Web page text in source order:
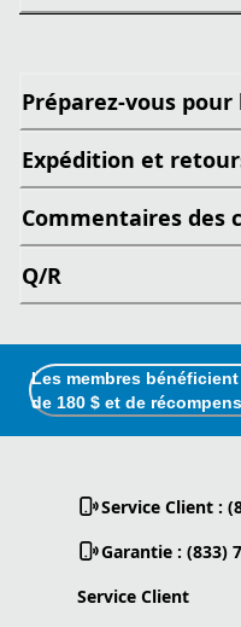
Préparez-vous
Expédition et
Commentaires des
Q/R
Les membres
de 180 $ et de
Service Client :
Garantie : (833)
Service Client